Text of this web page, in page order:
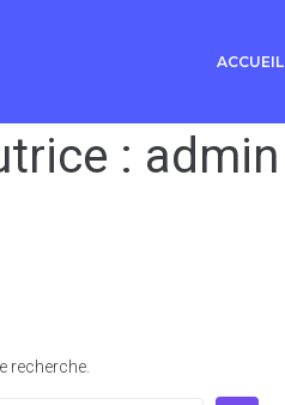
ACCUEIL
: admin
recherche.